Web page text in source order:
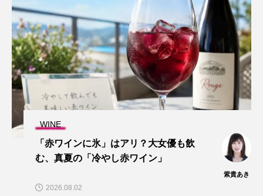
WINE
「赤ワインに氷」はアリ？大女優も飲
む、真夏の「冷やし赤ワイン」
紫貴あき
2026.08.02